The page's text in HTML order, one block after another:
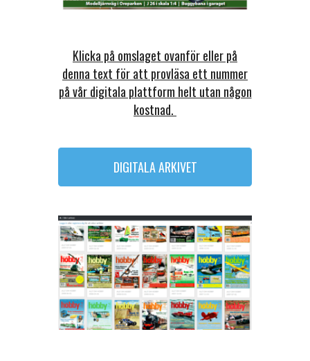
Klicka på omslaget ovanför eller på
denna text för att provläsa ett nummer
på vår digitala plattform helt utan någon
kostnad.
DIGITALA ARKIVET